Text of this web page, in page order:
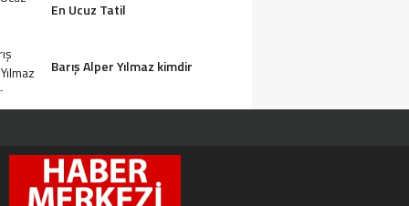
En Ucuz Tatil
Barış Alper Yılmaz kimdir